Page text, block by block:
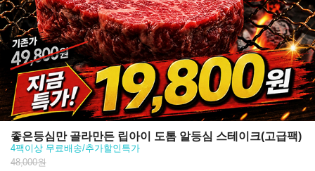
좋은등심만 골라만든 립아이 도톰 알등심 스테이크(고급팩)
4팩이상 무료배송/추가할인특가
48,000원